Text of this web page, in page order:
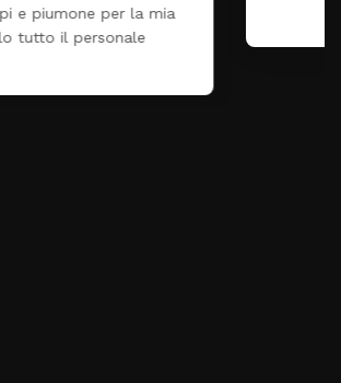
Prezzo ottimi rispetto la concorrenza